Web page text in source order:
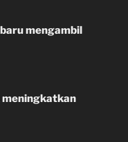
mengambil
meningkatkan